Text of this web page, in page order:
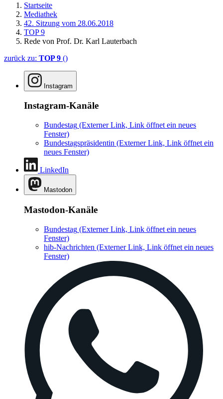
Startseite
Mediathek
42. Sitzung vom 28.06.2018
TOP 9
Rede von Prof. Dr. Karl Lauterbach
zurück zu: TOP 9 ()
Instagram
Instagram-Kanäle
Bundestag (Externer Link, Link öffnet ein neues
Fenster)
Bundestagspräsidentin (Externer Link, Link öffnet ein
neues Fenster)
LinkedIn
Mastodon
Mastodon-Kanäle
Bundestag (Externer Link, Link öffnet ein neues
Fenster)
hib-Nachrichten (Externer Link, Link öffnet ein neues
Fenster)